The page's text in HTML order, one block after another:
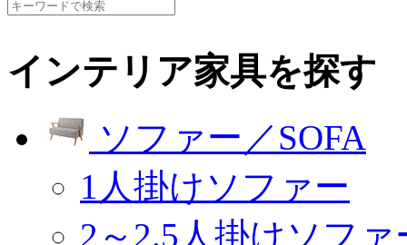
インテリア家具を探す
ソファー／SOFA
1人掛けソファー
2～2.5人掛けソファ